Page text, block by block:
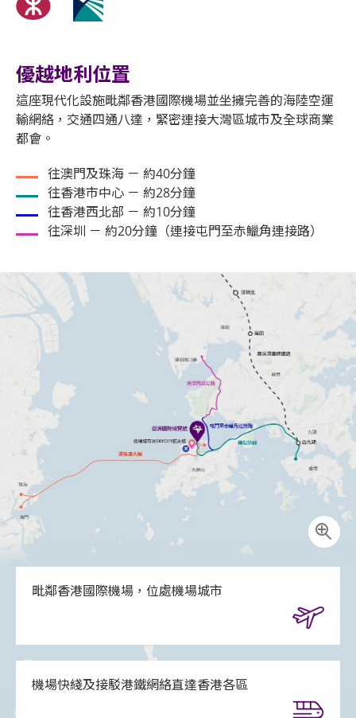
優越地利位置
這座現代化設施毗鄰香港國際機場並坐擁完善的海陸空運
輸網絡，交通四通八達，緊密連接大灣區城市及全球商業
都會。
往澳門及珠海 － 約40分鐘
往香港市中心 － 約28分鐘
往香港西北部 － 約10分鐘
往深圳 － 約20分鐘（連接屯門至赤鱲角連接路）
毗鄰香港國際機場，位處機場城市
機場快綫及接駁港鐵網絡直達香港各區